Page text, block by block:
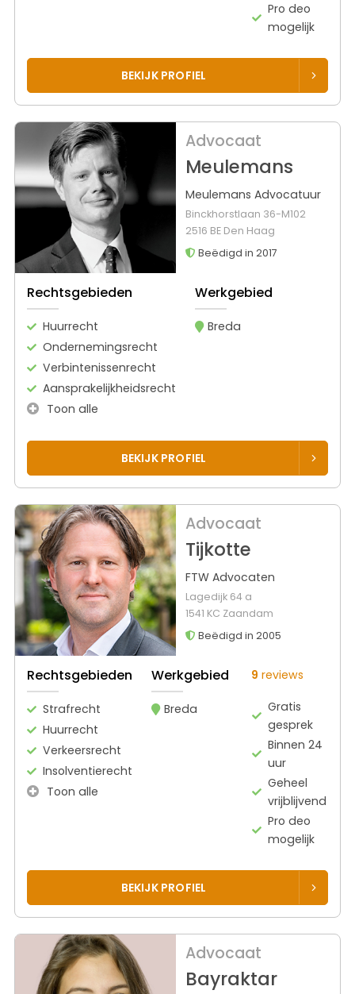
Pro deo
mogelijk
BEKIJK PROFIEL
Advocaat
Meulemans
Meulemans Advocatuur
Binckhorstlaan 36-M102
2516 BE Den Haag
Beëdigd in 2017
Rechtsgebieden
Huurrecht
Ondernemingsrecht
Verbintenissenrecht
Aansprakelijkheidsrecht
Toon alle
Werkgebied
Breda
BEKIJK PROFIEL
Advocaat
Tijkotte
FTW Advocaten
Lagedijk 64 a
1541 KC Zaandam
Beëdigd in 2005
Rechtsgebieden
Strafrecht
Huurrecht
Verkeersrecht
Insolventierecht
Toon alle
Werkgebied
Breda
9 reviews
Gratis
gesprek
Binnen 24
uur
Geheel
vrijblijvend
Pro deo
mogelijk
BEKIJK PROFIEL
Advocaat
Bayraktar